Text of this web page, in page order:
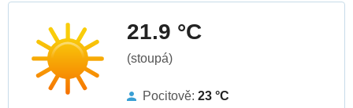
21.9 °C
(stoupá)
Pocitově: 23 °C